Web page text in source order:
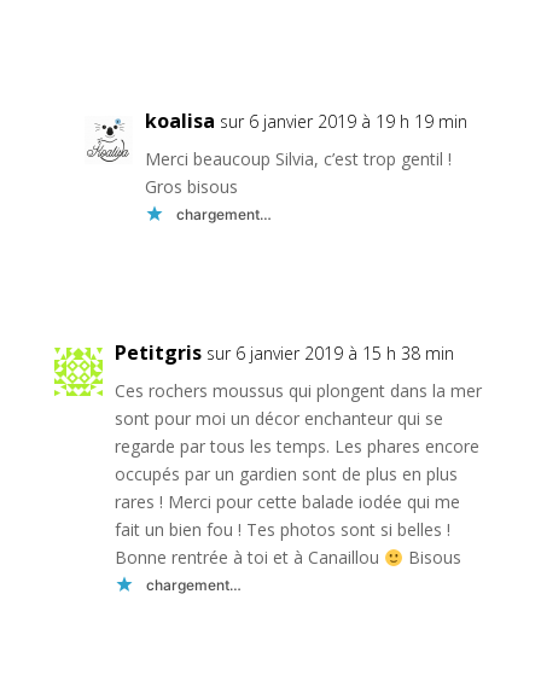
koalisa sur 6 janvier 2019 à 19 h 19 min
Merci beaucoup Silvia, c’est trop gentil !
Gros bisous
chargement…
Petitgris sur 6 janvier 2019 à 15 h 38 min
Ces rochers moussus qui plongent dans la mer
sont pour moi un décor enchanteur qui se
regarde par tous les temps. Les phares encore
occupés par un gardien sont de plus en plus
rares ! Merci pour cette balade iodée qui me
fait un bien fou ! Tes photos sont si belles !
Bonne rentrée à toi et à Canaillou
Bisous
chargement…